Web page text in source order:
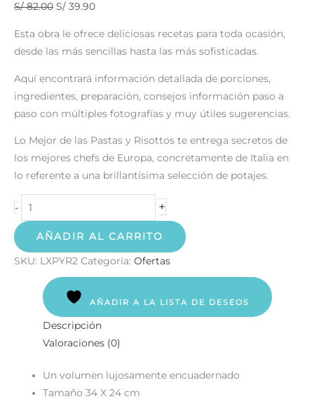
S/82.00 S/ 39.90
Esta obra le ofrece deliciosas recetas para toda ocasión,
desde las más sencillas hasta las más sofisticadas.
Aquí encontrará información detallada de porciones,
ingredientes, preparación, consejos información paso a
paso con múltiples fotografías y muy útiles sugerencias.
Lo Mejor de las Pastas y Risottos te entrega secretos de
los mejores chefs de Europa, concretamente de Italia en
lo referente a una brillantísima selección de potajes.
- +
AÑADIR AL CARRITO
SKU: LXPYR2 Categoría: Ofertas
AÑADIR A LA LISTA DE DESEOS
Descripción
Valoraciones (0)
Un volumen lujosamente encuadernado
Tamaño 34 X 24 cm